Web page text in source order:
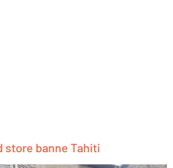
store banne Tahiti